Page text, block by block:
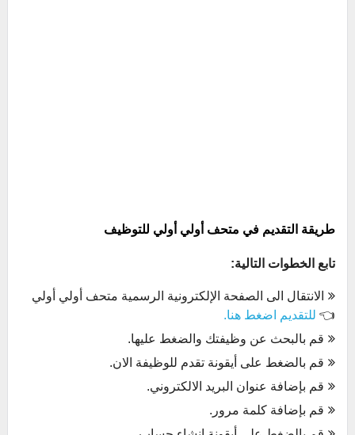
طريقة التقديم في متحف أولي أولي للتوظيف
تابع الخطوات التالية:
الانتقال الى الصفحة الإلكترونية الرسمية متحف أولي أولي
👈 للتقديم اضغط هنا.
قم بالبحث عن وظيفتك والضغط عليها.
قم بالضغط على أيقونة تقدم للوظيفة الان.
قم بإضافة عنوان البريد الالكتروني.
قم بإضافة كلمة مرور.